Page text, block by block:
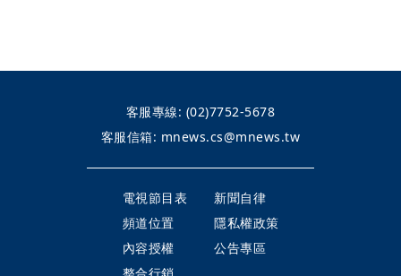
客服專線: (02)7752-5678
客服信箱: mnews.cs@mnews.tw
電視節目表
新聞自律
頻道位置
隱私權政策
內容授權
公告專區